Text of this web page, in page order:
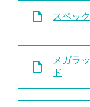
スペッ
メガラ
ド